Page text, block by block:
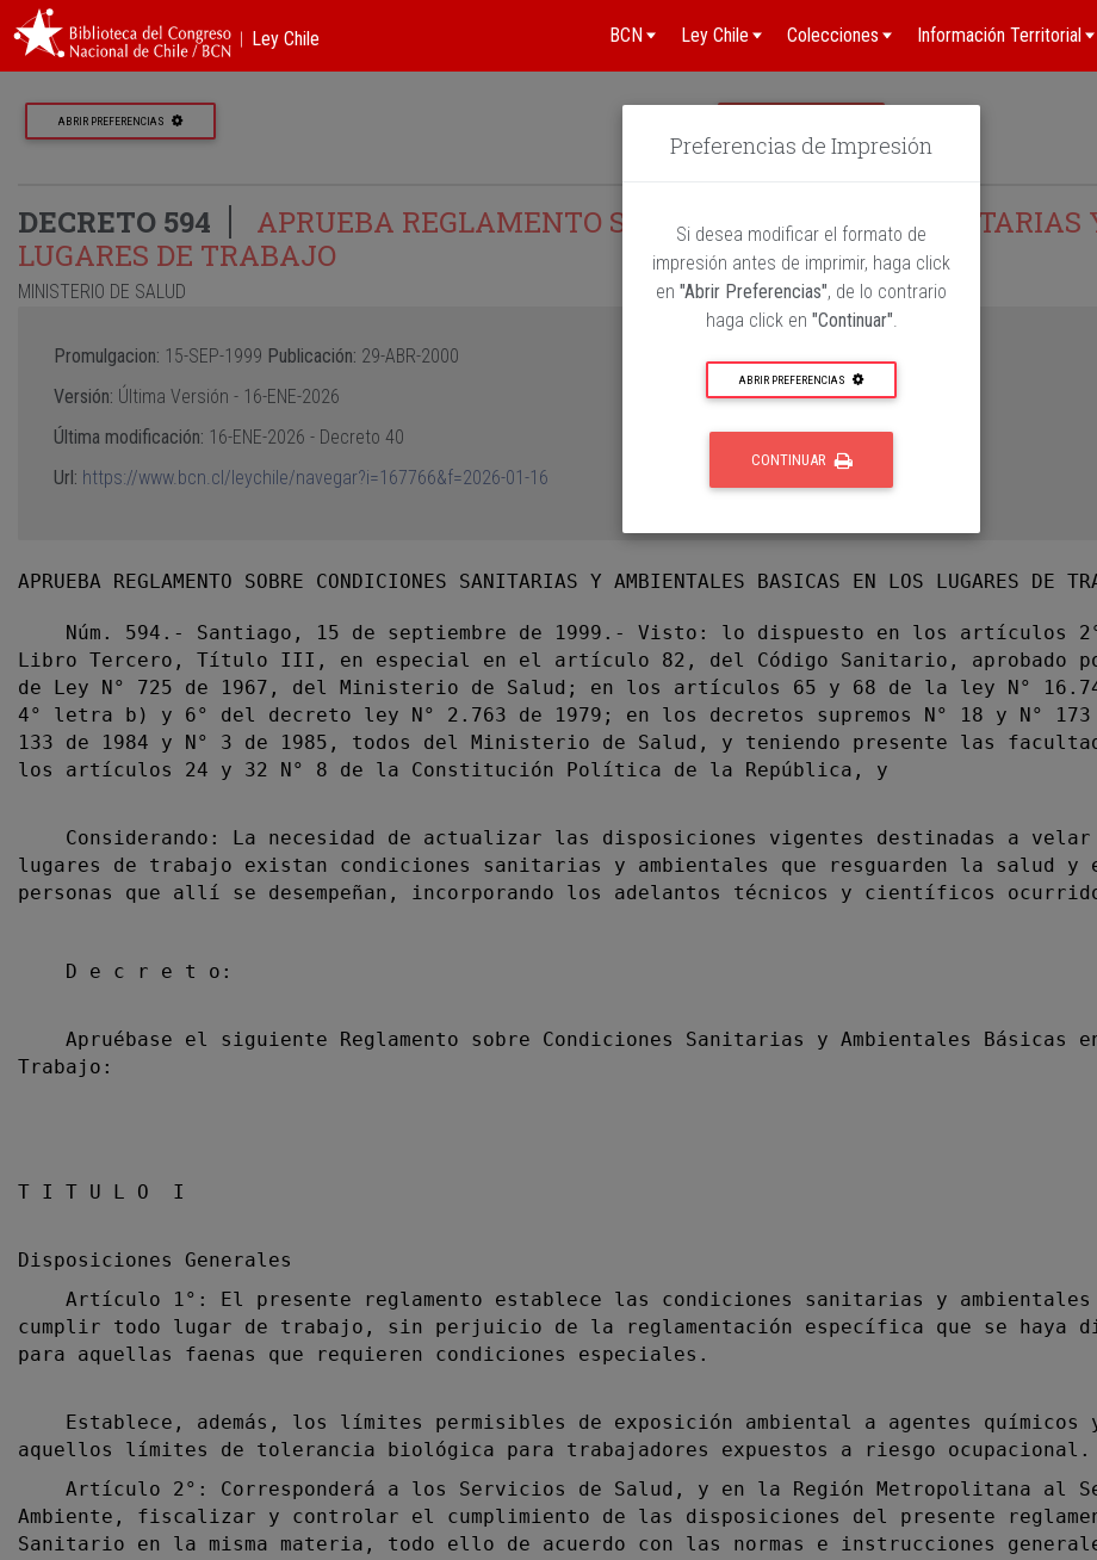
︱Ley Chile BCN Ley Chile Colecciones Información Territorial
ABRIR PREFERENCIAS
DECRETO 594
APRUEBA REGLAMENTO SOBRE CONDICIONES
LUGARES DE TRABAJO
MINISTERIO DE SALUD
Promulgacion: 15-SEP-1999 Publicación: 29-ABR-2000
Versión: Última Versión - 16-ENE-2026
Última modificación: 16-ENE-2026 - Decreto 40
Url: https://www.bcn.cl/leychile/navegar?i=167766&f=2026-01-16
APRUEBA REGLAMENTO SOBRE CONDICIONES SANITARIAS Y AMBIENTALES BASICAS EN LOS LUGARES DE
Núm. 594.- Santiago, 15 de septiembre de 1999.- Visto: lo dispuesto en los artículos
Libro Tercero, Título III, en especial en el artículo 82, del Código Sanitario, aprobado
de Ley N° 725 de 1967, del Ministerio de Salud; en los artículos 65 y 68 de la ley N°
4° letra b) y 6° del decreto ley N° 2.763 de 1979; en los decretos supremos N° 18 y N° 173
133 de 1984 y N° 3 de 1985, todos del Ministerio de Salud, y teniendo presente las
los artículos 24 y 32 N° 8 de la Constitución Política de la República, y
Considerando: La necesidad de actualizar las disposiciones vigentes destinadas a velar
lugares de trabajo existan condiciones sanitarias y ambientales que resguarden la salud
personas que allí se desempeñan, incorporando los adelantos técnicos y científicos
D e c r e t o:
Apruébase el siguiente Reglamento sobre Condiciones Sanitarias y Ambientales Básicas
Trabajo:
T I T U L O I
Disposiciones Generales
Artículo 1°: El presente reglamento establece las condiciones sanitarias y ambientales
cumplir todo lugar de trabajo, sin perjuicio de la reglamentación específica que se haya
para aquellas faenas que requieren condiciones especiales.
Establece, además, los límites permisibles de exposición ambiental a agentes
aquellos límites de tolerancia biológica para trabajadores expuestos a riesgo ocupacional.
Artículo 2°: Corresponderá a los Servicios de Salud, y en la Región Metropolitana al
Ambiente, fiscalizar y controlar el cumplimiento de las disposiciones del presente
Sanitario en la misma materia, todo ello de acuerdo con las normas e instrucciones
Preferencias de Impresión
Si desea modificar el formato de
impresión antes de imprimir, haga click
en "Abrir Preferencias", de lo contrario
haga click en "Continuar".
ABRIR PREFERENCIAS
CONTINUAR